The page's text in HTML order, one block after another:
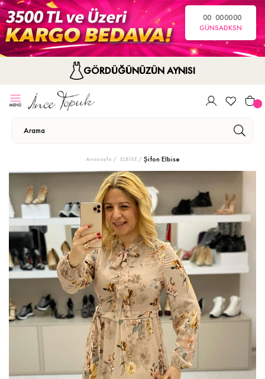
00
GÜN
00
SA
00
DK
00
SN
GÖRDÜĞÜNÜZÜN AYNISI
Anasayfa ELBİSE Şifon Elbise